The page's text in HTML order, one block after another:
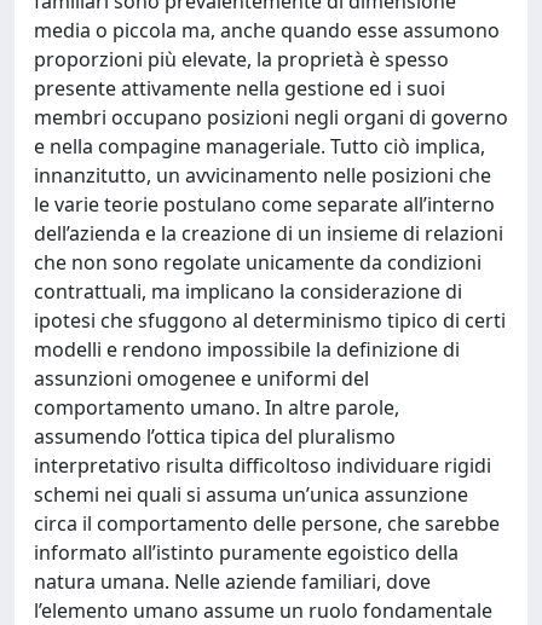
media o piccola ma, anche quando esse assumono
proporzioni più elevate, la proprietà è spesso
presente attivamente nella gestione ed i suoi
membri occupano posizioni negli organi di governo
e nella compagine manageriale. Tutto ciò implica,
innanzitutto, un avvicinamento nelle posizioni che
le varie teorie postulano come separate all’interno
dell’azienda e la creazione di un insieme di relazioni
che non sono regolate unicamente da condizioni
contrattuali, ma implicano la considerazione di
ipotesi che sfuggono al determinismo tipico di certi
modelli e rendono impossibile la definizione di
assunzioni omogenee e uniformi del
comportamento umano. In altre parole,
assumendo l’ottica tipica del pluralismo
interpretativo risulta difficoltoso individuare rigidi
schemi nei quali si assuma un’unica assunzione
circa il comportamento delle persone, che sarebbe
informato all’istinto puramente egoistico della
natura umana. Nelle aziende familiari, dove
l’elemento umano assume un ruolo fondamentale